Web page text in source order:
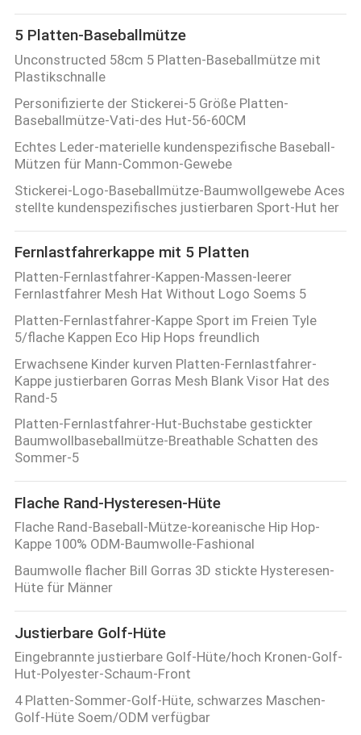
SITEMAP
PRIVACY
POLICY
5 Platten-Baseballmütze
Unconstructed 58cm 5 Platten-Baseballmütze mit
Plastikschnalle
Personifizierte der Stickerei-5 Größe Platten-
Baseballmütze-Vati-des Hut-56-60CM
Echtes Leder-materielle kundenspezifische Baseball-
Mützen für Mann-Common-Gewebe
Stickerei-Logo-Baseballmütze-Baumwollgewebe Aces
stellte kundenspezifisches justierbaren Sport-Hut her
Fernlastfahrerkappe mit 5 Platten
Platten-Fernlastfahrer-Kappen-Massen-leerer
Fernlastfahrer Mesh Hat Without Logo Soems 5
Platten-Fernlastfahrer-Kappe Sport im Freien Tyle
5/flache Kappen Eco Hip Hops freundlich
Erwachsene Kinder kurven Platten-Fernlastfahrer-
Kappe justierbaren Gorras Mesh Blank Visor Hat des
Rand-5
Platten-Fernlastfahrer-Hut-Buchstabe gestickter
Baumwollbaseballmütze-Breathable Schatten des
Sommer-5
Flache Rand-Hysteresen-Hüte
Flache Rand-Baseball-Mütze-koreanische Hip Hop-
Kappe 100% ODM-Baumwolle-Fashional
Baumwolle flacher Bill Gorras 3D stickte Hysteresen-
Hüte für Männer
Justierbare Golf-Hüte
Eingebrannte justierbare Golf-Hüte/hoch Kronen-Golf-
Hut-Polyester-Schaum-Front
4 Platten-Sommer-Golf-Hüte, schwarzes Maschen-
Golf-Hüte Soem/ODM verfügbar